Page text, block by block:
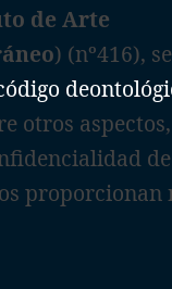
de Arte
) (nº416),
otros
proporcionan